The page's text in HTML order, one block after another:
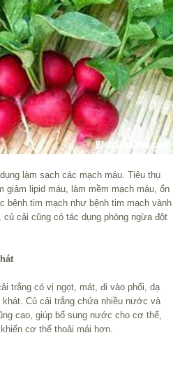
làm sạch các mạch máu. Tiêu thụ
giảm lipid máu, làm mềm mạch máu, ổn
bệnh tim mạch như bệnh tim mạch vành
cải cũng có tác dụng phòng ngừa đột
trắng có vị ngọt, mát, đi vào phổi, dạ
Củ cải trắng chứa nhiều nước và
cao, giúp bổ sung nước cho cơ thể,
cơ thể thoải mái hơn.